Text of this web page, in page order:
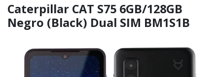
Caterpillar CAT S75 6GB/128GB
Negro (Black) Dual SIM BM1S1B